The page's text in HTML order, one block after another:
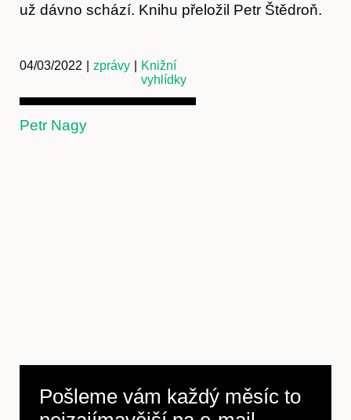
už dávno schází. Knihu přeložil Petr Štědroň.
04/03/2022 zprávy
Knižní
vyhlídky
Petr Nagy
Pošleme vám každý měsíc to